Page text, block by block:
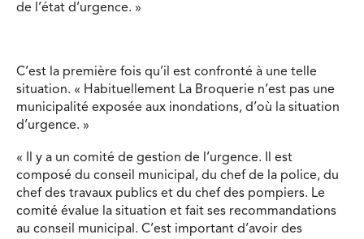
de l’état d’urgence. »
C’est la première fois qu’il est confronté à une telle
situation. « Habituellement La Broquerie n’est pas une
municipalité exposée aux inondations, d’où la situation
d’urgence. »
« Il y a un comité de gestion de l’urgence. Il est
composé du conseil municipal, du chef de la police, du
chef des travaux publics et du chef des pompiers. Le
comité évalue la situation et fait ses recommandations
au conseil municipal. C’est important d’avoir des